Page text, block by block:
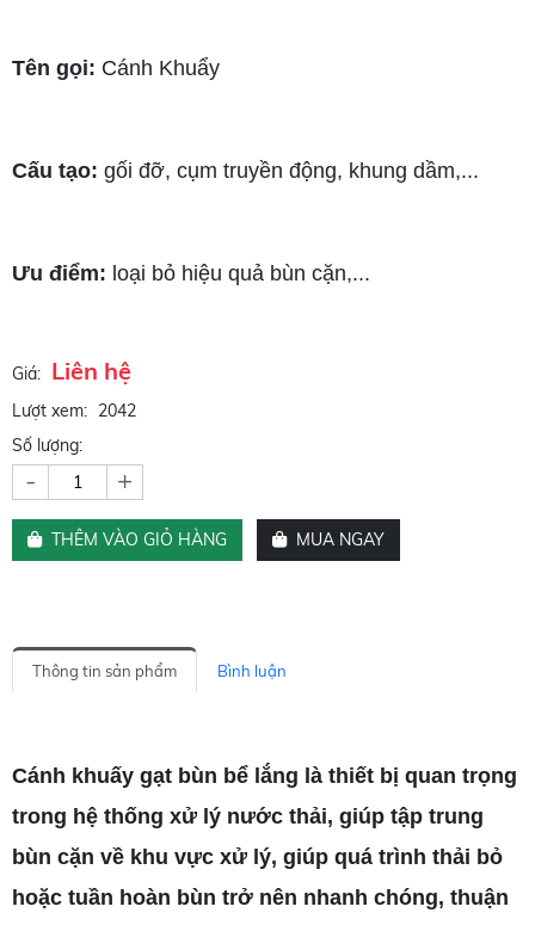
Tên gọi: Cánh Khuẩy
Cấu tạo: gối đỡ, cụm truyền động, khung dầm,...
Ưu điểm: loại bỏ hiệu quả bùn cặn,...
Giá: Liên hệ
Lượt xem: 2042
Số lượng:
- +
THÊM VÀO GIỎ HÀNG MUA NGAY
Thông tin sản phẩm Bình luận
Cánh khuấy gạt bùn bể lắng là thiết bị quan trọng
trong hệ thống xử lý nước thải, giúp tập trung
bùn cặn về khu vực xử lý, giúp quá trình thải bỏ
hoặc tuần hoàn bùn trở nên nhanh chóng, thuận